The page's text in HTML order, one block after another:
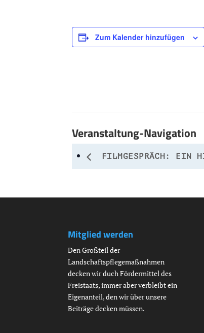
Zum Kalender hinzufügen
Veranstaltung-Navigation
FILMGESPRÄCH: EIN
Mitglied werden
Den Großteil der
Landschaftspflegemaßnahmen
decken wir duch Fördermittel des
Freistaats, immer aber verbleibt ein
Eigenanteil, den wir über unsere
Beiträge decken müssen.